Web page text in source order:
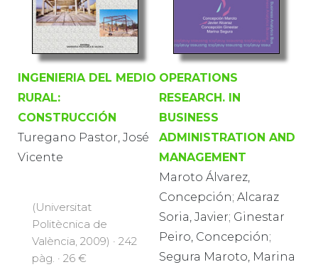
INGENIERIA DEL MEDIO
RURAL:
CONSTRUCCIÓN
Turegano Pastor, José
Vicente
(Universitat
Politècnica de
València, 2009) · 242
pàg. · 26 €
OPERATIONS
RESEARCH. IN
BUSINESS
ADMINISTRATION AND
MANAGEMENT
Maroto Álvarez,
Concepción; Alcaraz
Soria, Javier; Ginestar
Peiro, Concepción;
Segura Maroto, Marina